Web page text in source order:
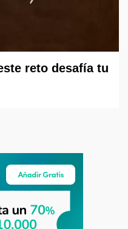
reto desafía tu